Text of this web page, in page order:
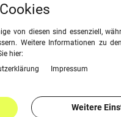
Cookies
von diesen sind essenziell,
Weitere Informationen zu
hier:
Impressum
Weitere